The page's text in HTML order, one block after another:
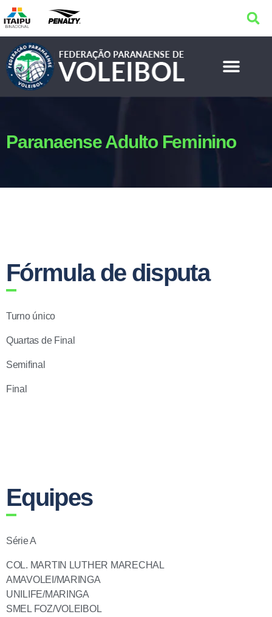
Paranaense Adulto Feminino
Fórmula de disputa
Turno único
Quartas de Final
Semifinal
Final
Equipes
Série A
COL. MARTIN LUTHER MARECHAL
AMAVOLEI/MARINGA
UNILIFE/MARINGA
SMEL FOZ/VOLEIBOL